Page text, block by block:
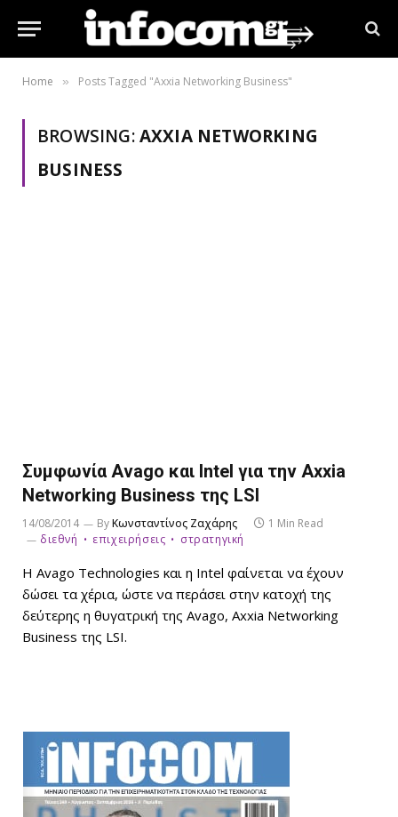
Home » Posts Tagged "Axxia Networking Business"
BROWSING:AXXIA NETWORKING
BUSINESS
Συμφωνία Avago και Intel για την Axxia
Networking Business της LSI
14/08/2014 ByΚωνσταντίνος Ζαχάρης
1 Min Read
διεθνή
επιχειρήσεις στρατηγική
Η Avago Technologies και η Intel φαίνεται να έχουν
δώσει τα χέρια, ώστε να περάσει στην κατοχή της
δεύτερης η θυγατρική της Avago, Axxia Networking
Business της LSI.